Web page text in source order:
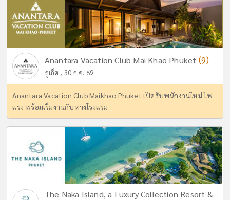
Anantara Vacation Club Mai Khao Phuket (9)
ภูเก็ต , 30 ก.ค. 69
Anantara Vacation Club Maikhao Phuket เปิดรับพนักงานใหม่ ไฟ
แรง พร้อมเริ่มงานกับทางโรงแรม
The Naka Island, a Luxury Collection Resort &